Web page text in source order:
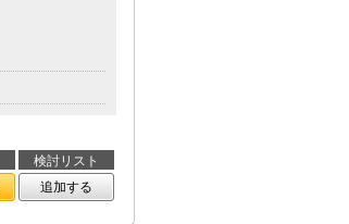
検討リスト
追加する